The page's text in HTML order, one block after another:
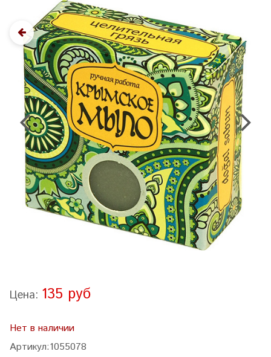
Цена: 135 руб
Нет в наличии
Артикул:1055078